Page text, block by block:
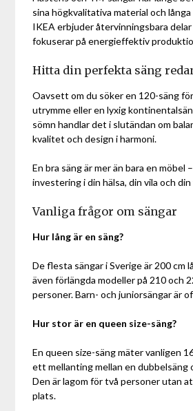
sina högkvalitativa material och
IKEA erbjuder återvinningsbara delar
fokuserar på energieffektiv
Hitta din perfekta säng
Oavsett om du söker en 120-säng
utrymme eller en lyxig
sömn handlar det i slutändan om
kvalitet och design i harmoni.
En bra säng är mer än bara en möbel
investering i din hälsa, din vila och din
Vanliga frågor om sängar
Hur lång är en säng?
De flesta sängar i Sverige är 200 cm
även förlängda modeller på 210 och
personer. Barn- och juniorsängar är
Hur stor är en queen size-säng?
En queen size-säng mäter vanligen
ett mellanting mellan en dubbelsäng
Den är lagom för två personer utan
plats.